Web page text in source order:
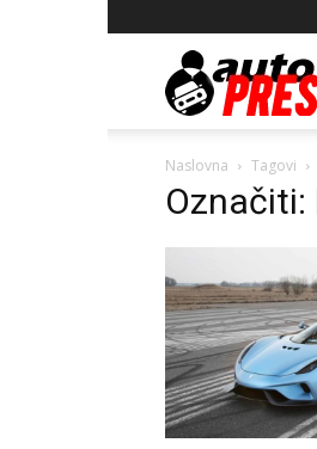
Naslovna Tagovi
Označiti: